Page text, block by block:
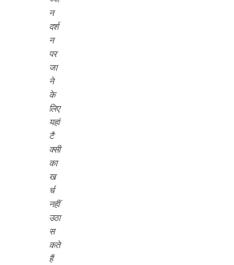
न
दर्श
न
पर
जा
ने
के
लिए
यहां
टै
क्सी
का
ख
र्च
नहीं
उठा
स
कते
हैं